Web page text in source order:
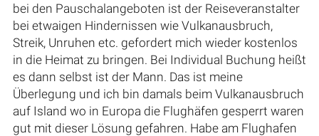
bei den Pauschalangeboten ist der Reiseveranstalter
bei etwaigen Hindernissen wie Vulkanausbruch,
Streik, Unruhen etc. gefordert mich wieder kostenlos
in die Heimat zu bringen. Bei Individual Buchung heißt
es dann selbst ist der Mann. Das ist meine
Überlegung und ich bin damals beim Vulkanausbruch
auf Island wo in Europa die Flughäfen gesperrt waren
gut mit dieser Lösung gefahren. Habe am Flughafen